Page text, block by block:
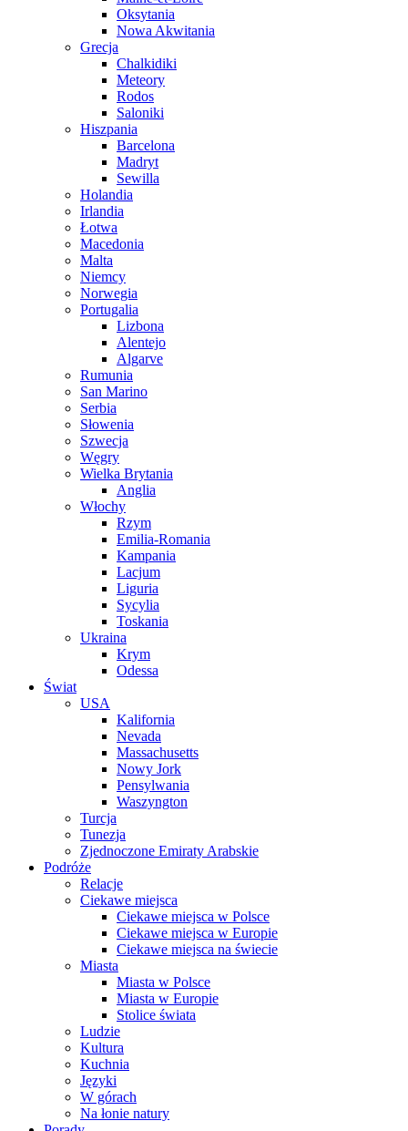
Oksytania
Nowa Akwitania
Grecja
Chalkidiki
Meteory
Rodos
Saloniki
Hiszpania
Barcelona
Madryt
Sewilla
Holandia
Irlandia
Łotwa
Macedonia
Malta
Niemcy
Norwegia
Portugalia
Lizbona
Alentejo
Algarve
Rumunia
San Marino
Serbia
Słowenia
Szwecja
Węgry
Wielka Brytania
Anglia
Włochy
Rzym
Emilia-Romania
Kampania
Lacjum
Liguria
Sycylia
Toskania
Ukraina
Krym
Odessa
Świat
USA
Kalifornia
Nevada
Massachusetts
Nowy Jork
Pensylwania
Waszyngton
Turcja
Tunezja
Zjednoczone Emiraty Arabskie
Podróże
Relacje
Ciekawe miejsca
Ciekawe miejsca w Polsce
Ciekawe miejsca w Europie
Ciekawe miejsca na świecie
Miasta
Miasta w Polsce
Miasta w Europie
Stolice świata
Ludzie
Kultura
Kuchnia
Języki
W górach
Na łonie natury